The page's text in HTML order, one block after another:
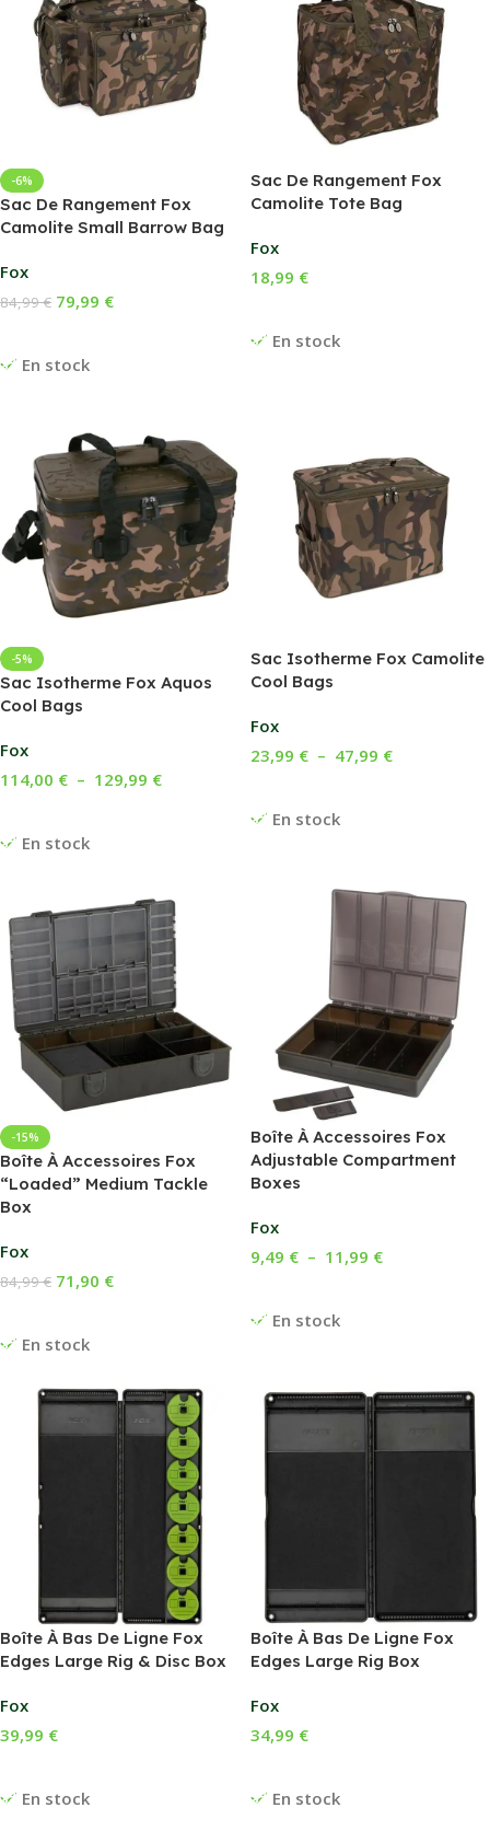
-6%
Sac De Rangement Fox
Camolite Small Barrow Bag
Fox
En stock
84,99€ 79,99 €
Sac De Rangement Fox
Camolite Tote Bag
Fox
En stock
18,99 €
-5%
Sac Isotherme Fox Aquos
Cool Bags
Fox
En stock
114,00 € – 129,99 €
Sac Isotherme Fox Camolite
Cool Bags
Fox
En stock
23,99 € – 47,99 €
-15%
Boîte À Accessoires Fox
“Loaded” Medium Tackle
Box
Fox
En stock
84,99€ 71,90 €
Boîte À Accessoires Fox
Adjustable Compartment
Boxes
Fox
En stock
9,49 € – 11,99 €
Boîte À Bas De Ligne Fox
Edges Large Rig & Disc Box
Fox
En stock
39,99 €
Boîte À Bas De Ligne Fox
Edges Large Rig Box
Fox
En stock
34,99 €